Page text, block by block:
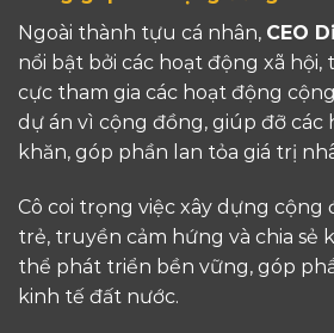
Ngoài thành tựu cá nhân, CEO
nổi bật bởi các hoạt động xã hội,
cực tham gia các hoạt động
dự án vì cộng đồng, giúp đỡ các
khăn, góp phần lan tỏa giá trị
Cô coi trọng việc xây dựng cộng
trẻ, truyền cảm hứng và chia sẻ
thể phát triển bền vững, góp
kinh tế đất nước.